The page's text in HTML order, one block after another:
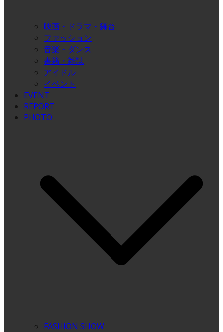
映画・ドラマ・舞台
ファッション
音楽・ダンス
書籍・雑誌
アイドル
イベント
EVENT
REPORT
PHOTO
FASHION SHOW